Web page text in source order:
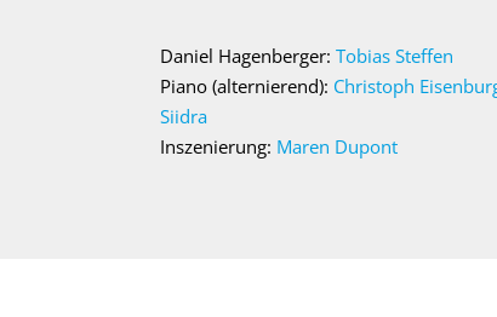
Daniel Hagenberger: Tobias Steffen
Piano (alternierend): Christoph
Siidra
Inszenierung: Maren Dupont